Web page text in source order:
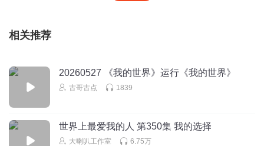
相关推荐
20260527 《我的世界》运行《我的世界》
古哥古点 1839
世界上最爱我的人 第350集 我的选择
大喇叭工作室 6.75万